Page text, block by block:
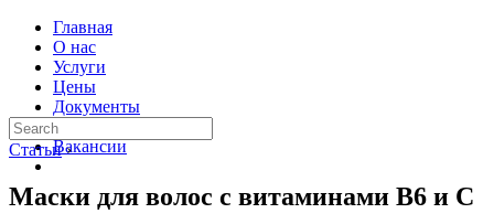
Главная
О нас
Услуги
Цены
Документы
Контакты
Вакансии
Статьи ›
Маски для волос с витаминами B6 и C